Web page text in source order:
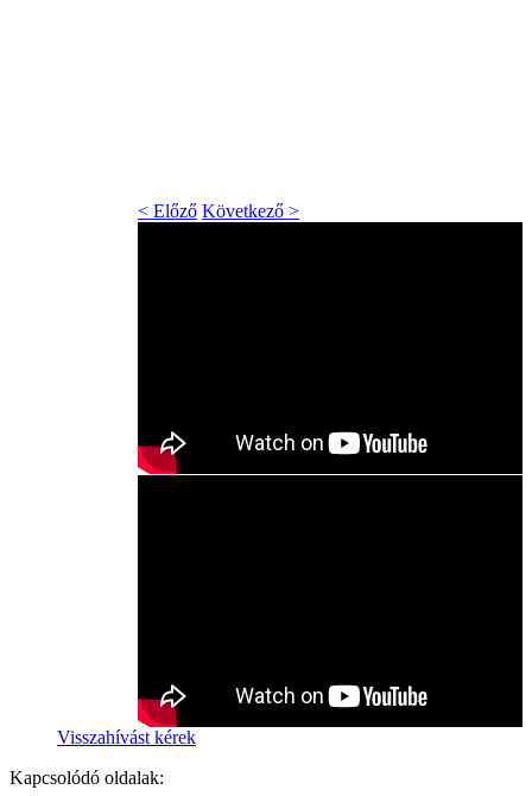
< Előző Következő >
Visszahívást kérek
Kapcsolódó oldalak: